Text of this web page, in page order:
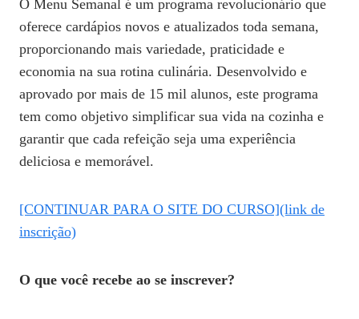
O Menu Semanal é um programa revolucionário que
oferece cardápios novos e atualizados toda semana,
proporcionando mais variedade, praticidade e
economia na sua rotina culinária. Desenvolvido e
aprovado por mais de 15 mil alunos, este programa
tem como objetivo simplificar sua vida na cozinha e
garantir que cada refeição seja uma experiência
deliciosa e memorável.
[CONTINUAR PARA O SITE DO CURSO](link de
inscrição)
O que você recebe ao se inscrever?